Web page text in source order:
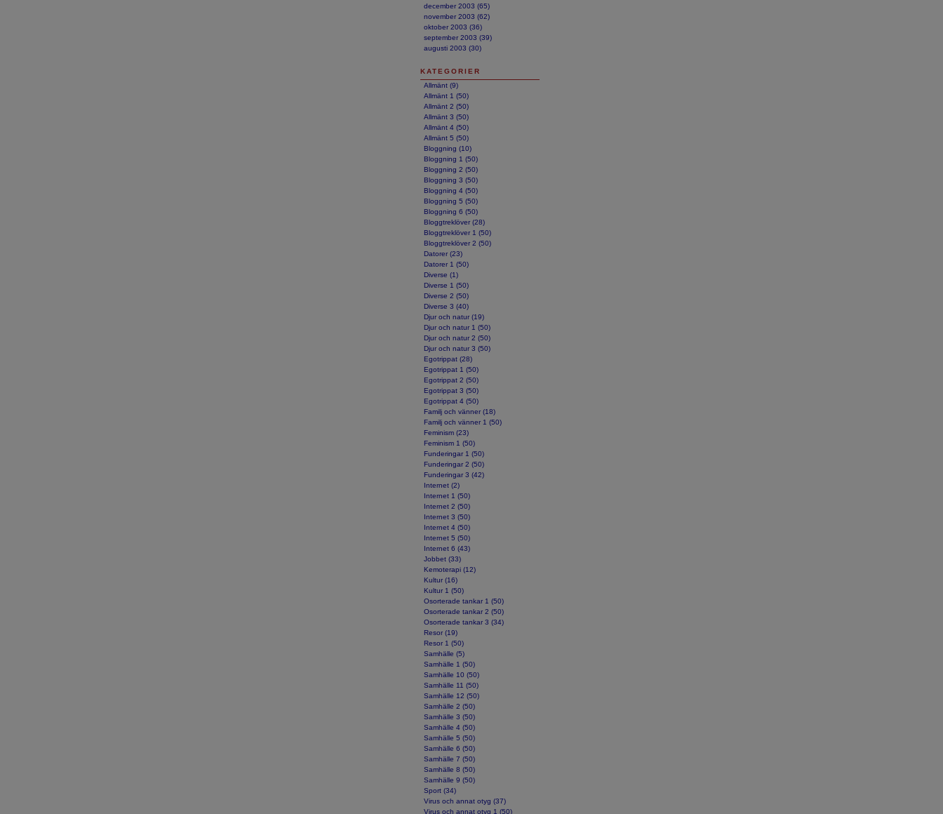
december 2003 (65)
november 2003 (62)
oktober 2003 (36)
september 2003 (39)
augusti 2003 (30)
KATEGORIER
Allmänt (9)
Allmänt 1 (50)
Allmänt 2 (50)
Allmänt 3 (50)
Allmänt 4 (50)
Allmänt 5 (50)
Bloggning (10)
Bloggning 1 (50)
Bloggning 2 (50)
Bloggning 3 (50)
Bloggning 4 (50)
Bloggning 5 (50)
Bloggning 6 (50)
Bloggtreklöver (28)
Bloggtreklöver 1 (50)
Bloggtreklöver 2 (50)
Datorer (23)
Datorer 1 (50)
Diverse (1)
Diverse 1 (50)
Diverse 2 (50)
Diverse 3 (40)
Djur och natur (19)
Djur och natur 1 (50)
Djur och natur 2 (50)
Djur och natur 3 (50)
Egotrippat (28)
Egotrippat 1 (50)
Egotrippat 2 (50)
Egotrippat 3 (50)
Egotrippat 4 (50)
Familj och vänner (18)
Familj och vänner 1 (50)
Feminism (23)
Feminism 1 (50)
Funderingar 1 (50)
Funderingar 2 (50)
Funderingar 3 (42)
Internet (2)
Internet 1 (50)
Internet 2 (50)
Internet 3 (50)
Internet 4 (50)
Internet 5 (50)
Internet 6 (43)
Jobbet (33)
Kemoterapi (12)
Kultur (16)
Kultur 1 (50)
Osorterade tankar 1 (50)
Osorterade tankar 2 (50)
Osorterade tankar 3 (34)
Resor (19)
Resor 1 (50)
Samhälle (5)
Samhälle 1 (50)
Samhälle 10 (50)
Samhälle 11 (50)
Samhälle 12 (50)
Samhälle 2 (50)
Samhälle 3 (50)
Samhälle 4 (50)
Samhälle 5 (50)
Samhälle 6 (50)
Samhälle 7 (50)
Samhälle 8 (50)
Samhälle 9 (50)
Sport (34)
Virus och annat otyg (37)
Virus och annat otyg 1 (50)